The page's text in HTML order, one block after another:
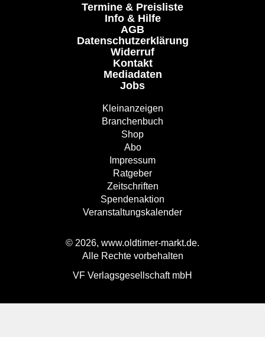
Termine & Preisliste
Info & Hilfe
AGB
Datenschutzerklärung
Widerruf
Kontakt
Mediadaten
Jobs
Kleinanzeigen
Branchenbuch
Shop
Abo
Impressum
Ratgeber
Zeitschriften
Spendenaktion
Veranstaltungskalender
© 2026, www.oldtimer-markt.de.
Alle Rechte vorbehalten
VF Verlagsgesellschaft mbH